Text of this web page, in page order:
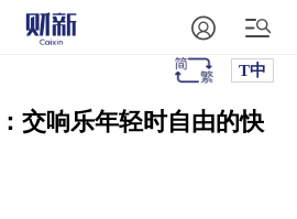
T中
交响乐年轻时自由的快